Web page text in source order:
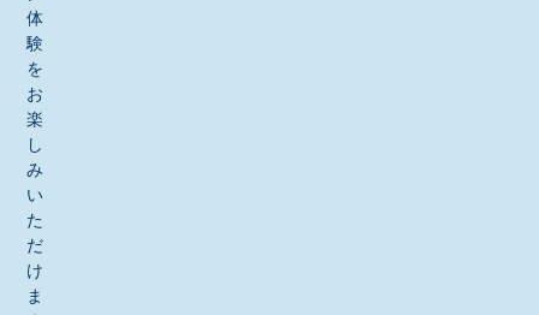
体
験
を
お
楽
し
み
い
た
だ
け
ま